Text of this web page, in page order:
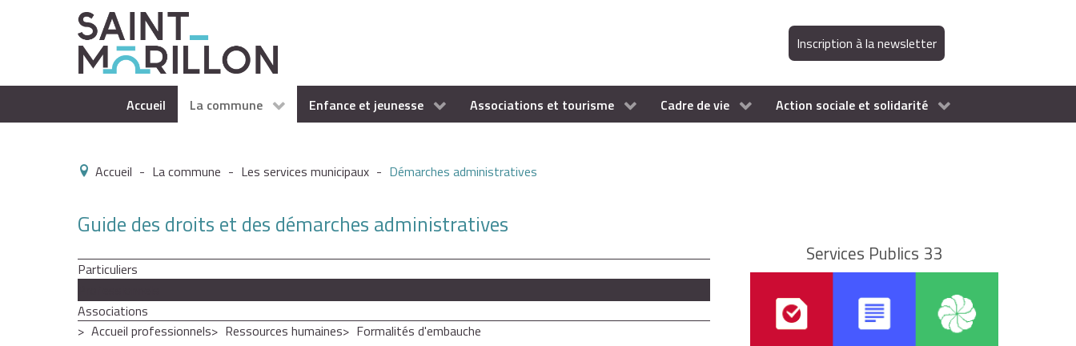
Inscription à la newsletter
Accueil La commune Enfance et jeunesse Associations et tourisme Cadre de vie Action sociale et solidarité
Accueil - La commune - Les services municipaux - Démarches administratives
Guide des droits et des démarches administratives
Particuliers
Associations
Accueil professionnels
Ressources humaines Formalités d'embauche
Services Publics 33